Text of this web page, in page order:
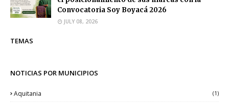
Convocatoria Soy Boyacá 2026
JULY 08, 2026
TEMAS
NOTICIAS POR MUNICIPIOS
Aquitania (1)